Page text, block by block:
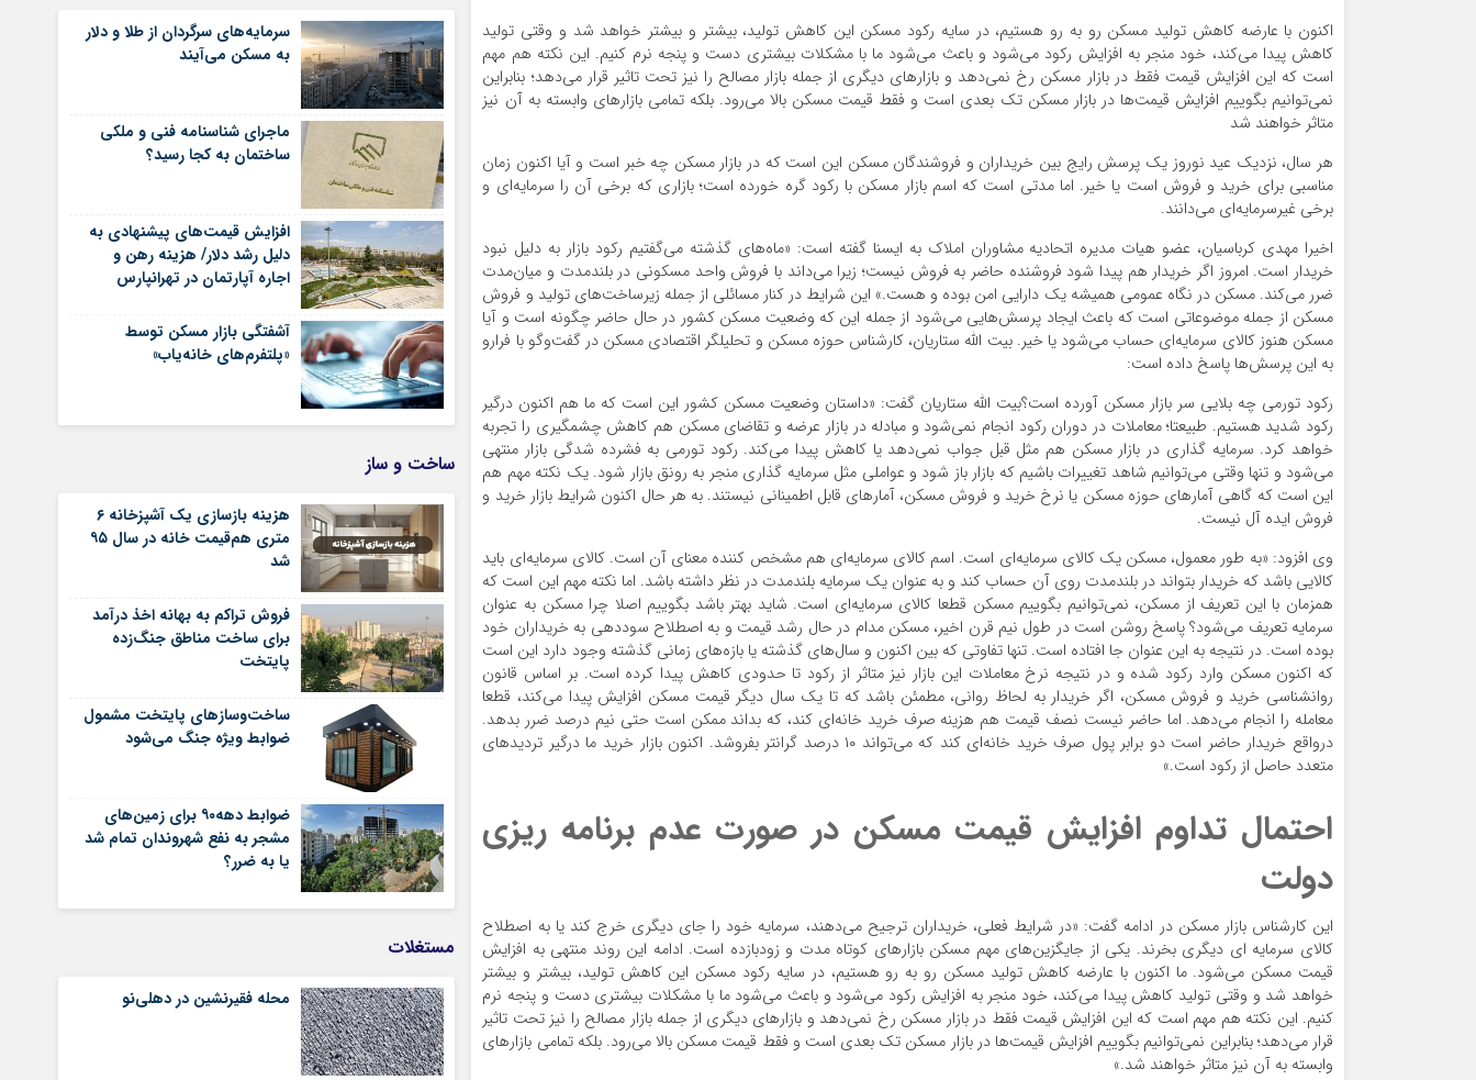
اکنون با عارضه کاهش تولید مسکن رو به رو هستیم، در سایه رکود مسکن این کاهش تولید، بیشتر و بیشتر خواهد شد و وقتی تولید
کاهش پیدا می‌کند، خود منجر به افزایش رکود می‌شود و باعث می‌شود ما با مشکلات بیشتری دست و پنجه نرم کنیم. این نکته هم مهم
است که این افزایش قیمت فقط در بازار مسکن رخ نمی‌دهد و بازار‌های دیگری از جمله بازار مصالح را نیز تحت تاثیر قرار می‌دهد؛ بنابراین
نمی‌توانیم بگوییم افزایش قیمت‌ها در بازار مسکن تک بعدی است و فقط قیمت مسکن بالا می‌رود. بلکه تمامی بازار‌های وابسته به آن نیز
متاثر خواهند شد
هر سال، نزدیک عید نوروز یک پرسش رایج بین خریداران و فروشندگان مسکن این است که در بازار مسکن چه خبر است و آیا اکنون زمان
مناسبی برای خرید و فروش است یا خیر. اما مدتی است که اسم بازار مسکن با رکود گره خورده است؛ بازاری که برخی آن را سرمایه‌ای و
برخی غیرسرمایه‌ای می‌دانند.
اخیرا مهدی کرباسیان، عضو هیات مدیره اتحادیه مشاوران املاک به ایسنا گفته است: «ماه‌های گذشته می‌گفتیم رکود بازار به دلیل نبود
خریدار است. امروز اگر خریدار هم پیدا شود فروشنده حاضر به فروش نیست؛ زیرا می‌داند با فروش واحد مسکونی در بلندمدت و میان‌مدت
ضرر می‌کند. مسکن در نگاه عمومی همیشه یک دارایی امن بوده و هست.» این شرایط در کنار مسائلی از جمله زیرساخت‌های تولید و فروش
مسکن از جمله موضوعاتی است که باعث ایجاد پرسش‌هایی می‌شود از جمله این که وضعیت مسکن کشور در حال حاضر چگونه است و آیا
مسکن هنوز کالای سرمایه‌ای حساب می‌شود یا خیر. بیت الله ستاریان، کارشناس حوزه مسکن و تحلیلگر اقتصادی مسکن در گفت‌و‌گو با فرارو
به این پرسش‌ها پاسخ داده است:
رکود تورمی چه بلایی سر بازار مسکن آورده است؟بیت الله ستاریان گفت: «داستان وضعیت مسکن کشور این است که ما هم اکنون درگیر
رکود شدید هستیم. طبیعتا؛ معاملات در دوران رکود انجام نمی‌شود و مبادله در بازار عرضه و تقاضای مسکن هم کاهش چشمگیری را تجربه
خواهد کرد. سرمایه گذاری در بازار مسکن هم مثل قبل جواب نمی‌دهد یا کاهش پیدا می‌کند. رکود تورمی به فشرده شدگی بازار منتهی
می‌شود و تنها وقتی می‌توانیم شاهد تغییرات باشیم که بازار باز شود و عواملی مثل سرمایه گذاری منجر به رونق بازار شود. یک نکته مهم هم
این است که گاهی آمار‌های حوزه مسکن یا نرخ خرید و فروش مسکن، آمار‌های قابل اطمینانی نیستند. به هر حال اکنون شرایط بازار خرید و
فروش ایده آل نیست.
وی افزود: «به طور معمول، مسکن یک کالای سرمایه‌ای است. اسم کالای سرمایه‌ای هم مشخص کننده معنای آن است. کالای سرمایه‌ای باید
کالایی باشد که خریدار بتواند در بلندمدت روی آن حساب کند و به عنوان یک سرمایه بلندمدت در نظر داشته باشد. اما نکته مهم این است که
همزمان با این تعریف از مسکن، نمی‌توانیم بگوییم مسکن قطعا کالای سرمایه‌ای است. شاید بهتر باشد بگوییم اصلا چرا مسکن به عنوان
سرمایه تعریف می‌شود؟ پاسخ روشن است در طول نیم قرن اخیر، مسکن مدام در حال رشد قیمت و به اصطلاح سوددهی به خریداران خود
بوده است. در نتیجه به این عنوان جا افتاده است. تنها تفاوتی که بین اکنون و سال‌های گذشته یا بازه‌های زمانی گذشته وجود دارد این است
که اکنون مسکن وارد رکود شده و در نتیجه نرخ معاملات این بازار نیز متاثر از رکود تا حدودی کاهش پیدا کرده است. بر اساس قانون
روانشناسی خرید و فروش مسکن، اگر خریدار به لحاظ روانی، مطمئن باشد که تا یک سال دیگر قیمت مسکن افزایش پیدا می‌کند، قطعا
معامله را انجام می‌دهد. اما حاضر نیست نصف قیمت هم هزینه صرف خرید خانه‌ای کند، که بداند ممکن است حتی نیم درصد ضرر بدهد.
درواقع خریدار حاضر است دو برابر پول صرف خرید خانه‌ای کند که می‌تواند ۱۰ درصد گرانتر بفروشد. اکنون بازار خرید ما درگیر تردید‌های
متعدد حاصل از رکود است.»
احتمال تداوم افزایش قیمت مسکن در صورت عدم برنامه ریزی
دولت
این کارشناس بازار مسکن در ادامه گفت: «در شرایط فعلی، خریداران ترجیح می‌دهند، سرمایه خود را جای دیگری خرج کند یا به اصطلاح
کالای سرمایه ای دیگری بخرند. یکی از جایگزین‌های مهم مسکن بازار‌های کوتاه مدت و زودبازده است. ادامه این روند منتهی به افزایش
قیمت مسکن می‌شود. ما اکنون با عارضه کاهش تولید مسکن رو به رو هستیم، در سایه رکود مسکن این کاهش تولید، بیشتر و بیشتر
خواهد شد و وقتی تولید کاهش پیدا می‌کند، خود منجر به افزایش رکود می‌شود و باعث می‌شود ما با مشکلات بیشتری دست و پنجه نرم
کنیم. این نکته هم مهم است که این افزایش قیمت فقط در بازار مسکن رخ نمی‌دهد و بازار‌های دیگری از جمله بازار مصالح را نیز تحت تاثیر
قرار می‌دهد؛ بنابراین نمی‌توانیم بگوییم افزایش قیمت‌ها در بازار مسکن تک بعدی است و فقط قیمت مسکن بالا می‌رود. بلکه تمامی بازار‌های
وابسته به آن نیز متاثر خواهند شد.»
سرمایه‌های سرگردان از طلا و دلار
به مسکن می‌آیند
ماجرای شناسنامه‌ فنی و ملکی
ساختمان به کجا رسید؟
افزایش قیمت‌های پیشنهادی به
دلیل رشد دلار/ هزینه رهن و
اجاره آپارتمان در تهرانپارس
آشفتگی بازار مسکن توسط
«پلتفرم‌های خانه‌یاب»
ساخت و ساز
هزینه بازسازی یک آشپزخانه ۶
متری هم‌قیمت خانه در سال ۹۵
شد
فروش تراکم به بهانه اخذ درآمد
برای ساخت مناطق جنگ‌زده
پایتخت
ساخت‌وسازهای پایتخت مشمول
ضوابط ویژه جنگ می‌شود
ضوابط دهه۹۰ برای زمین‌های
مشجر به نفع شهروندان تمام شد
یا به ضرر؟
مستغلات
محله فقیرنشین در دهلی‏‌نو